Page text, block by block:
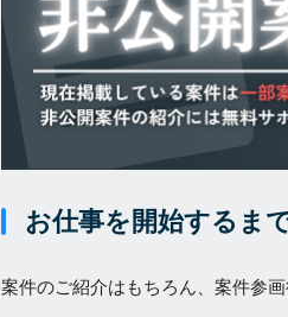
お仕事を開始するま
案件のご紹介はもちろん、案件参